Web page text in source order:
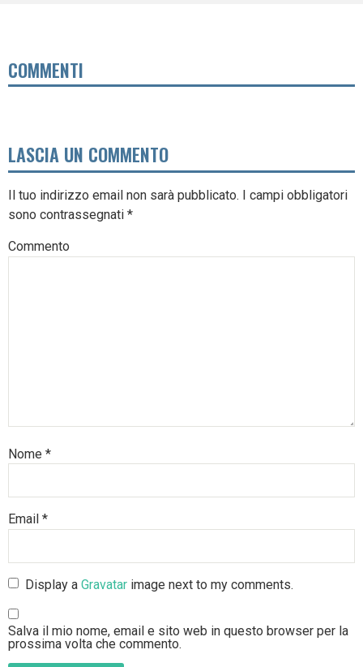
COMMENTI
LASCIA UN COMMENTO
Il tuo indirizzo email non sarà pubblicato. I campi obbligatori
sono contrassegnati *
Commento
Nome *
Email *
Display aGravatar image next to my comments.
Salva il mio nome, email e sito web in questo browser per la
prossima volta che commento.